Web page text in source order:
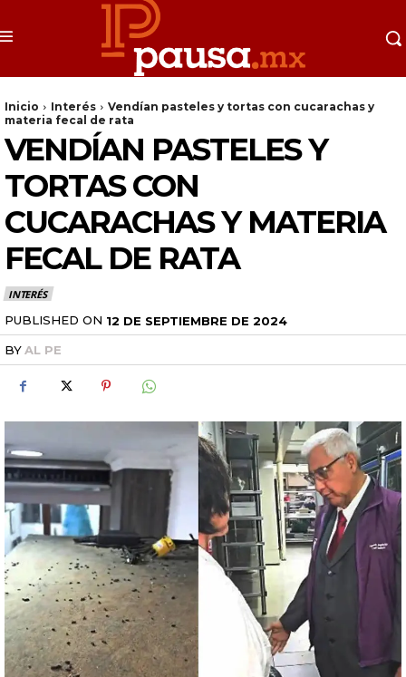
Inicio Interés
Vendían pasteles y tortas con cucarachas y
materia fecal de rata
VENDÍAN PASTELES Y
TORTAS CON
CUCARACHAS Y MATERIA
FECAL DE RATA
INTERÉS
PUBLISHED ON 12 DE SEPTIEMBRE DE 2024
BYAL PE